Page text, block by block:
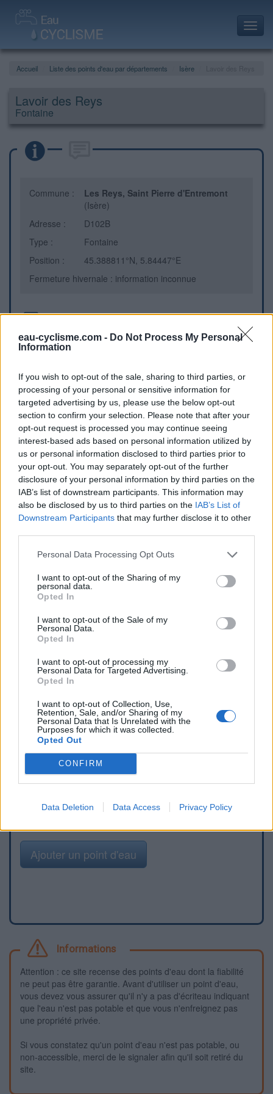
eau-cyclisme.com - Do Not Process My Personal
Information
If you wish to opt-out of the sale, sharing to third parties, or
processing of your personal or sensitive information for
targeted advertising by us, please use the below opt-out
section to confirm your selection. Please note that after your
opt-out request is processed you may continue seeing
interest-based ads based on personal information utilized by
us or personal information disclosed to third parties prior to
your opt-out. You may separately opt-out of the further
disclosure of your personal information by third parties on the
IAB’s list of downstream participants. This information may
also be disclosed by us to third parties on the IAB’s List of
Downstream Participants that may further disclose it to other
Personal Data Processing Opt Outs
I want to opt-out of the Sharing of my
personal data.
Opted In
I want to opt-out of the Sale of my
Personal Data.
Opted In
I want to opt-out of processing my
Personal Data for Targeted Advertising.
Opted In
I want to opt-out of Collection, Use,
Retention, Sale, and/or Sharing of my
Personal Data that Is Unrelated with the
Purposes for which it was collected.
Opted Out
CONFIRM
Data Deletion Data Access Privacy Policy
Accueil Liste des points d'eau par départements Isère
Lavoir des Reys
Fontaine
Commune :
Les Reys, Saint Pierre d'Entremont
(Isère)
Adresse :
D102B
Type :
Fontaine
Position :
45.388811°N, 5.84447°E
Fermeture hivernale : information inconnue
A droite en montant vers le col du Cucheron, fontaine lavoir
Repères visuels
Afficher la carte
Signaler une erreur
Ajouter un point d'eau
Informations
Attention : ce site recense des points d'eau dont la fiabilité
ne peut pas être garantie. Avant d'utiliser un point d'eau,
vous devez vous assurer qu'il n'y a pas d'écriteau indiquant
que l'eau n'est pas potable et que vous n'enfreignez pas
une propriété privée.
Si vous constatez qu'un point d'eau n'est pas potable, ou
non-accessible, merci de le signaler afin qu'il soit retiré du
site.